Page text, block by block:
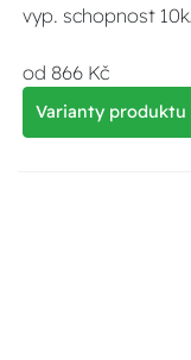
vyp. schopnost
od 866 Kč
Varianty produktu